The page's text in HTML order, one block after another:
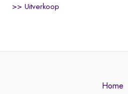
>> Uitverkoop
Home